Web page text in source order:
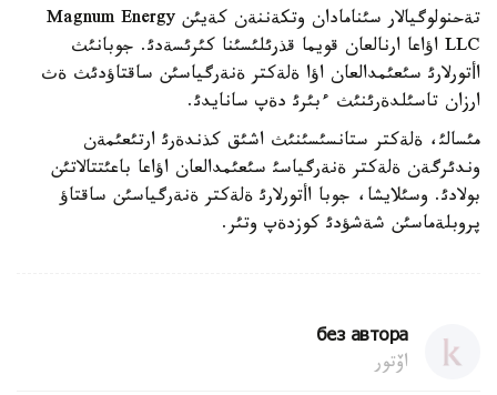
تةحنولوگيالار سئنامادان وتكةننةن كةيئن Magnum Energy
LLC اؤاعا ارنالعان قويما قذرئلئسئنا كئرئسةدئ. جوبانئث
اأتورلارئ سئعئمدالعان اؤا ةلةكتر ةنةرگياسئن ساقتاؤدئث ةث
ارزان تاسئلدةرئنئث ءبئرئ دةپ سانايدئ.
مئسالئ، ةلةكتر ستانسئسئنئث اشئق كذندةرئ ارتئعئمةن
وندئرگةن ةلةكتر ةنةرگياسئ سئعئمدالعان اؤاعا باعئتتالاتئن
بولادئ. وسئلايشا، جوبا اأتورلارئ ةلةكتر ةنةرگياسئن ساقتاؤ
پروبلةماسئن شةشؤدئ كوزدةپ وتئر.
без автора
اۆتور